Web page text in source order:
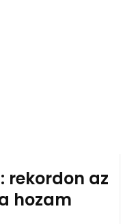
rekordon az
hozam